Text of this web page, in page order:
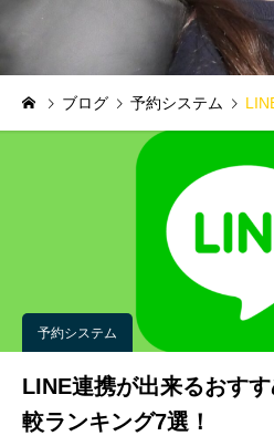
ブログ 予約システム
予約システム
LINE連携が出来るおす
較ランキング7選！